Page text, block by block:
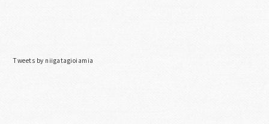
Tweets by niigatagioiamia